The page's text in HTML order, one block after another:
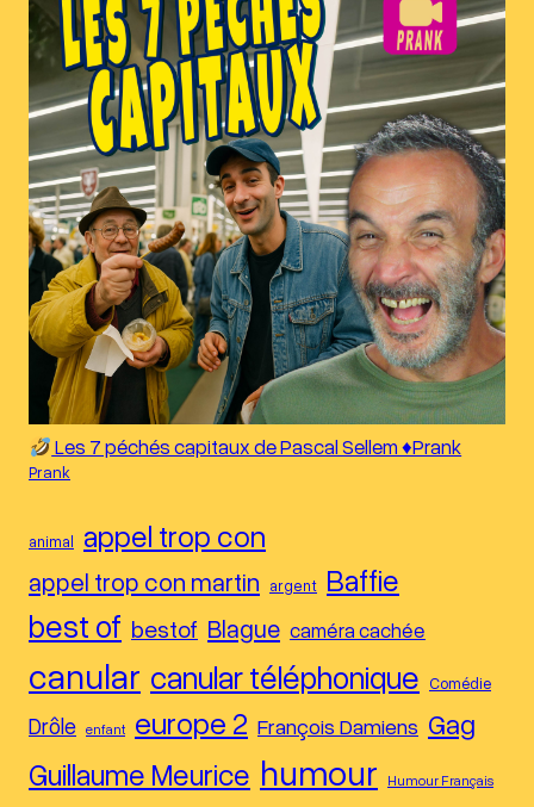
Les 7 péchés capitaux de Pascal Sellem ♦︎Prank
Prank
animal appel trop con
appel trop con martin argent Baffie
best of bestof Blague caméra cachée
canular canular téléphonique Comédie
Drôle enfant europe 2 François Damiens Gag
Guillaume Meurice humour Humour Français